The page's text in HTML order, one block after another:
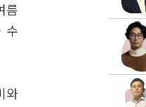
름
수
와